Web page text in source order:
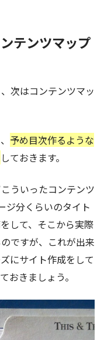
テンツマップ
次はコンテンツマッ
予め目次作るような
しておきます。
ういったコンテンツ
ジ分くらいのタイト
して、そこから実際
ですが、これが出来
にサイト作成をして
おきましょう。